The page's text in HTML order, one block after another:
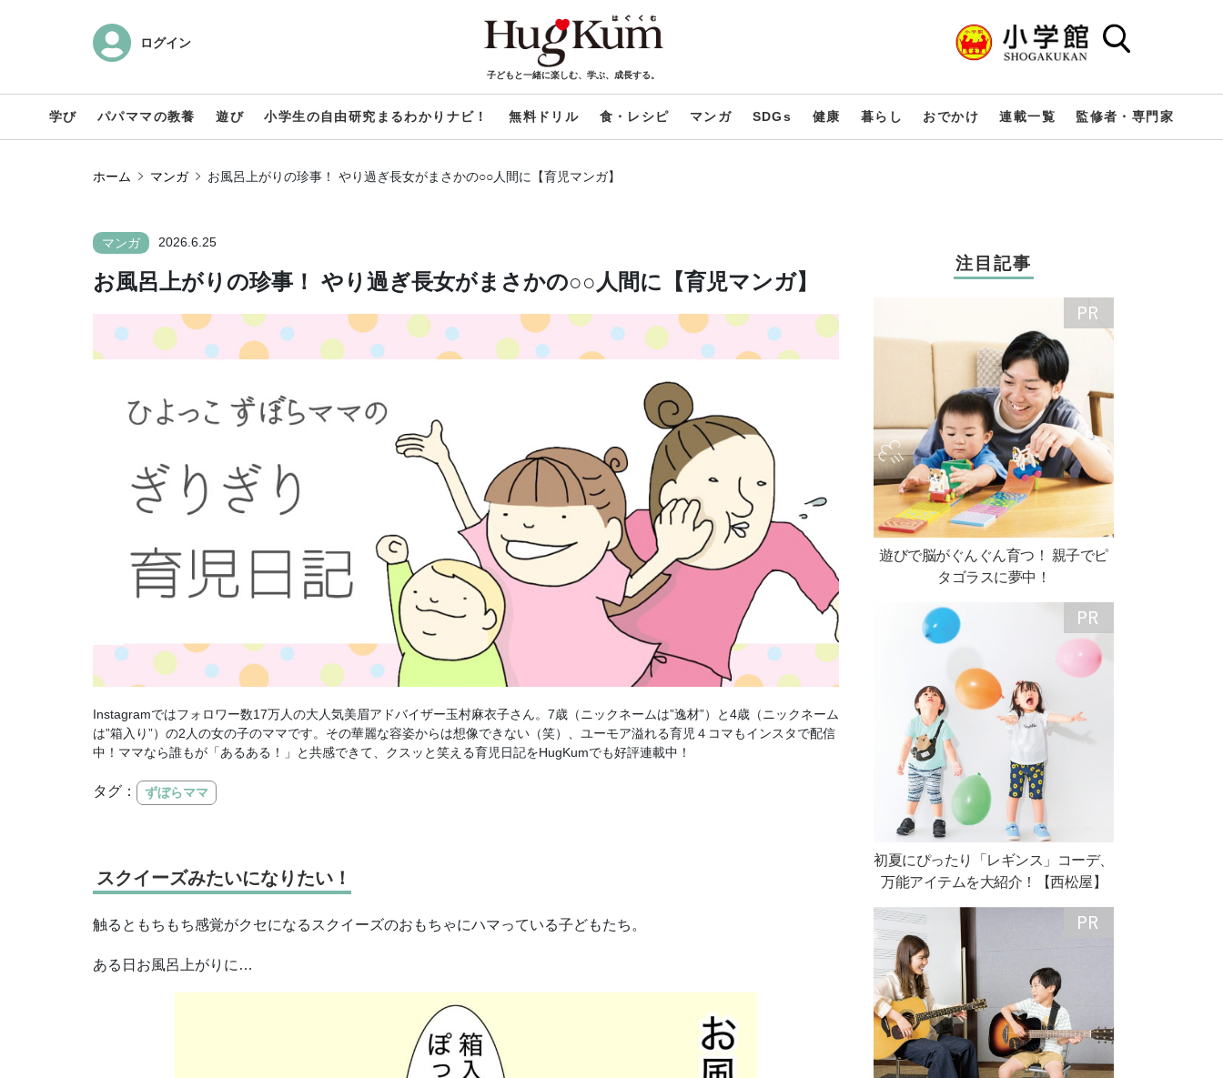
ログイン
子どもと一緒に楽しむ、学ぶ、成長する。
学び パパママの教養 遊び 小学生の自由研究まるわかりナビ！ 無料ドリル 食・レシピ マンガ SDGs 健康 暮らし おでかけ 連載一覧 監修者・専門家
ホーム マンガ お風呂上がりの珍事！ やり過ぎ長女がまさかの○○人間に【育児マンガ】
マンガ 2026.6.25
お風呂上がりの珍事！ やり過ぎ長女がまさかの○○人間に【育児マンガ】
Instagramではフォロワー数17万人の大人気美眉アドバイザー玉村麻衣子さん。7歳（ニックネームは”逸材”）と4歳（ニックネーム
は”箱入り”）の2人の女の子のママです。その華麗な容姿からは想像できない（笑）、ユーモア溢れる育児４コマもインスタで配信
中！ママなら誰もが「あるある！」と共感できて、クスッと笑える育児日記をHugKumでも好評連載中！
タグ： ずぼらママ
スクイーズみたいになりたい！
触るともちもち感覚がクセになるスクイーズのおもちゃにハマっている子どもたち。
ある日お風呂上がりに…
注目記事
遊びで脳がぐんぐん育つ！ 親子でピ
タゴラスに夢中！
初夏にぴったり「レギンス」コーデ、
万能アイテムを大紹介！【西松屋】